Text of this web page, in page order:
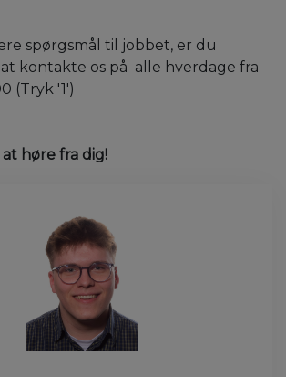
spørgsmål til jobbet, er du
kontakte os på alle hverdage fra
(Tryk '1')
høre fra dig!